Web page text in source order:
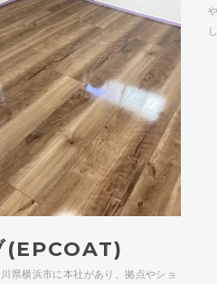
(EPCOAT)
県横浜市に本社があり、拠点やショ